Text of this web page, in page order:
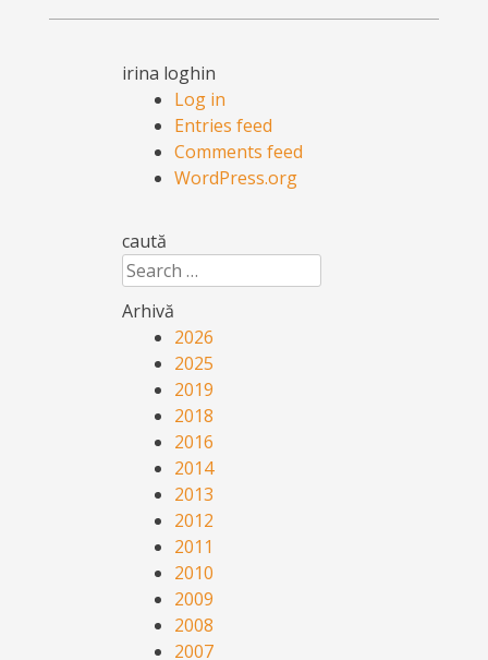
irina loghin
Log in
Entries feed
Comments feed
WordPress.org
caută
Search
Arhivă
2026
2025
2019
2018
2016
2014
2013
2012
2011
2010
2009
2008
2007